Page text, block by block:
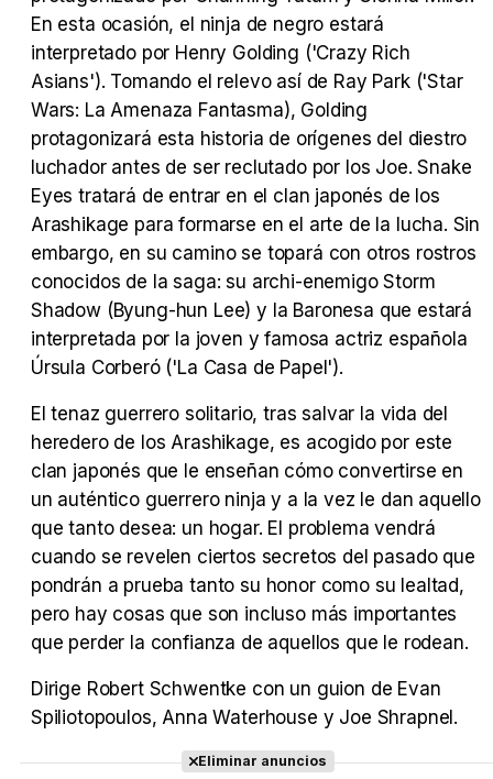
Tráiler en español 'Outcome' (2026)
En esta ocasión, el ninja de negro estará
interpretado por Henry Golding ('Crazy Rich
Asians'). Tomando el relevo así de Ray Park ('Star
Wars: La Amenaza Fantasma), Golding
protagonizará esta historia de orígenes del diestro
luchador antes de ser reclutado por los Joe. Snake
Eyes tratará de entrar en el clan japonés de los
Arashikage para formarse en el arte de la lucha. Sin
embargo, en su camino se topará con otros rostros
conocidos de la saga: su archi-enemigo Storm
Shadow (Byung-hun Lee) y la Baronesa que estará
interpretada por la joven y famosa actriz española
Úrsula Corberó ('La Casa de Papel').
El tenaz guerrero solitario, tras salvar la vida del
heredero de los Arashikage, es acogido por este
clan japonés que le enseñan cómo convertirse en
un auténtico guerrero ninja y a la vez le dan aquello
que tanto desea: un hogar. El problema vendrá
cuando se revelen ciertos secretos del pasado que
pondrán a prueba tanto su honor como su lealtad,
pero hay cosas que son incluso más importantes
que perder la confianza de aquellos que le rodean.
Dirige Robert Schwentke con un guion de Evan
Spiliotopoulos, Anna Waterhouse y Joe Shrapnel.
Eliminar anuncios